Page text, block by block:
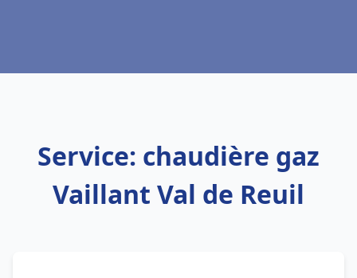
Service: chaudière gaz
Vaillant Val de Reuil